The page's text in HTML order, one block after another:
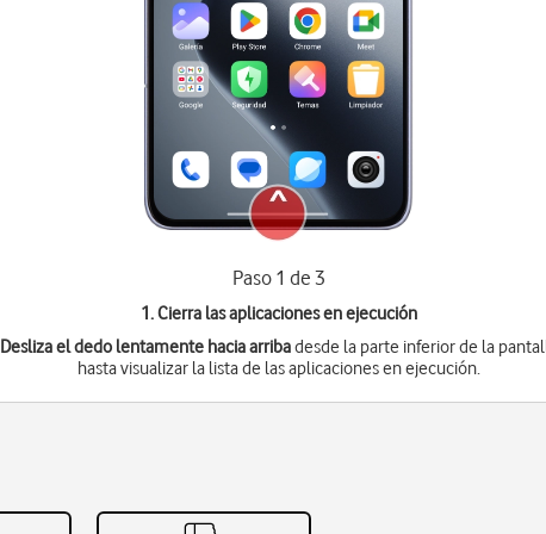
Paso 1 de 3
1. Cierra las aplicaciones en ejecución
Desliza el dedo lentamente hacia arribadesde la parte inferior de la
hasta visualizar la lista de las aplicaciones en ejecución.